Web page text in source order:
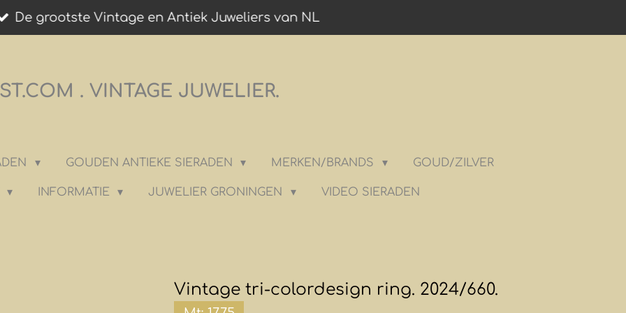
De grootste Vintage en Antiek Juweliers van NL
. VINTAGE JUWELIER.
GOUDEN ANTIEKE SIERADEN MERKEN/BRANDS GOUD/ZILVER
INFORMATIE JUWELIER GRONINGEN VIDEO SIERADEN
Vintage tri-colordesign ring. 2024/660.